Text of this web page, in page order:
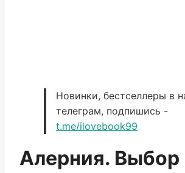
Новинки, бестселлеры в
телеграм, подпишись -
t.me/ilovebook99
Алерния. Выбор